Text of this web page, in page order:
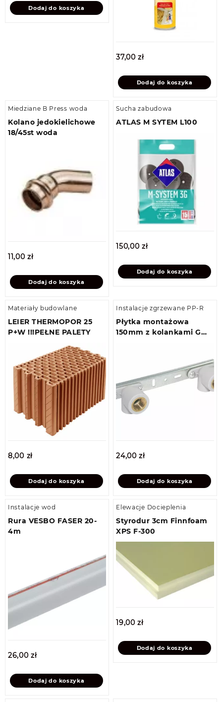
Dodaj do koszyka
37,00zł
Dodaj do koszyka
Miedziane B Press woda
Kolano jedokielichowe
18/45st woda
11,00zł
Dodaj do koszyka
Sucha zabudowa
ATLAS M SYTEM L100
150,00zł
Dodaj do koszyka
Materiały budowlane
LEIER THERMOPOR 25
P+W !!!PEŁNE PALETY
8,00 zł
Dodaj do koszyka
Instalacje zgrzewane PP-R
Płytka montażowa
150mm z kolankami GW
24,00zł
Dodaj do koszyka
Instalacje wod
Rura VESBO FASER 20-
4m
26,00zł
Dodaj do koszyka
Elewacje Docieplenia
Styrodur 3cm Finnfoam
XPS F-300
19,00zł
Dodaj do koszyka